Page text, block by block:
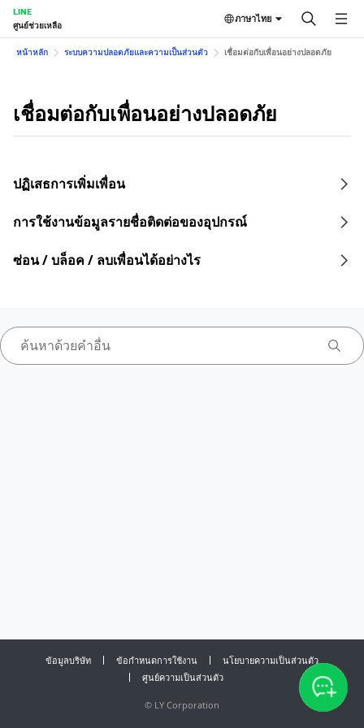
LINE
ศูนย์ช่วยเหลือ
ภาษาไทย
หน้าหลัก ระบบความปลอดภัยและความเป็นส่วนตัว เชื่อมต่อกับเพื่อนอย่างปลอดภัย
เชื่อมต่อกับเพื่อนอย่างปลอดภัย
ปฏิเสธการเพิ่มเพื่อน
การใช้งานข้อมูลรายชื่อติดต่อของอุปกรณ์
ซ่อน / บล็อค / ลบเพื่อนได้อย่างไร
ข้อมูลบริษัท ข้อกำหนดการใช้งาน
นโยบายความเป็นส่วนตัว
ศูนย์ความเป็นส่วนตัว
© LY Corporation